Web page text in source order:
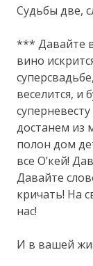
Судьбы две,
*** Давайте
вино
веселится, и
достанем из
полон дом
все О’кей!
Давайте
кричать! На
нас!
И в вашей